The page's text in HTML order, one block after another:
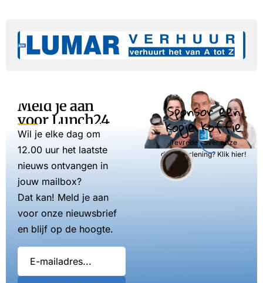
Meld je aan
voor Lunch24
Wil je elke dag om
12.00 uur het laatste
nieuws ontvangen in
jouw mailbox?
Dat kan! Meld je aan
voor onze nieuwsbrief
en blijf op de hoogte.
Sponsor een
kopje koffie
Tevreden over onze
dienstverlening? Klik hier!